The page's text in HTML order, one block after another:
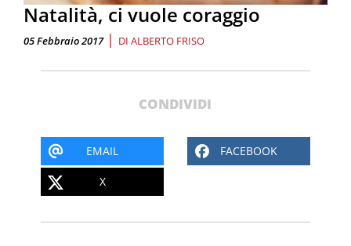
Natalità, ci vuole coraggio
05 Febbraio 2017 | DI ALBERTO FRISO
CONDIVIDI
EMAIL FACEBOOK
X